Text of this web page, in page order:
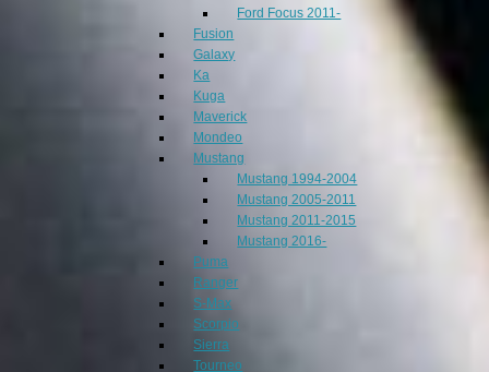
Ford Focus 2011-
Fusion
Galaxy
Ka
Kuga
Maverick
Mondeo
Mustang
Mustang 1994-2004
Mustang 2005-2011
Mustang 2011-2015
Mustang 2016-
Puma
Ranger
S-Max
Scorpio
Sierra
Tourneo